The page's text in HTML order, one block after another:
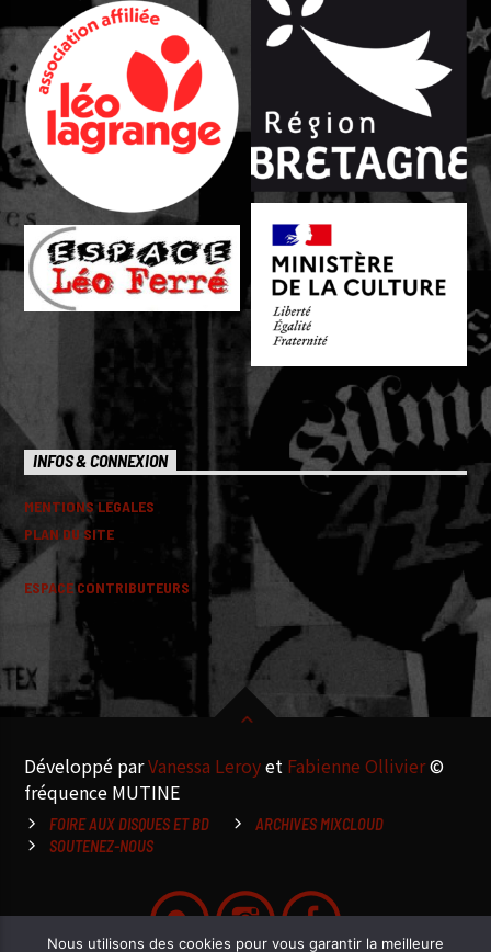
INFOS & CONNEXION
MENTIONS LEGALES
PLAN DU SITE
ESPACE CONTRIBUTEURS
Développé parVanessa Leroyet Fabienne Ollivier©
fréquence MUTINE
FOIRE AUX DISQUES ET BD
ARCHIVES MIXCLOUD
SOUTENEZ-NOUS
Nous utilisons des cookies pour vous garantir la meilleure